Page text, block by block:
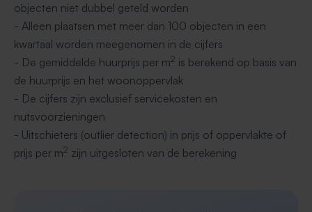
objecten niet dubbel geteld worden
- Alleen plaatsen met meer dan 100 objecten in een
kwartaal worden meegenomen in de cijfers
- De gemiddelde huurprijs per m2 is berekend op basis van
de huurprijs en het woonoppervlak
- De cijfers zijn exclusief servicekosten en
nutsvoorzieningen
- Uitschieters (outlier detection) in prijs of oppervlakte of
prijs per m2 zijn uitgesloten van de berekening